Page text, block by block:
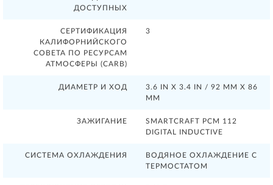
ДОСТУПНЫХ
СЕРТИФИКАЦИЯ
КАЛИФОРНИЙСКОГО
СОВЕТА ПО РЕСУРСАМ
АТМОСФЕРЫ (CARB)
3
ДИАМЕТР И ХОД
3.6 IN X 3.4 IN / 92 MM X 86
MM
ЗАЖИГАНИЕ
SMARTCRAFT PCM 112
DIGITAL INDUCTIVE
СИСТЕМА ОХЛАЖДЕНИЯ
ВОДЯНОЕ ОХЛАЖДЕНИЕ С
ТЕРМОСТАТОМ